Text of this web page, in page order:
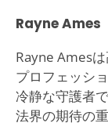
Rayne Ames
Rayne Ames
プロフェッシ
冷静な守護者
法界の期待の